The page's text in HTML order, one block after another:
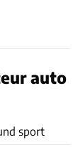
auto
sport